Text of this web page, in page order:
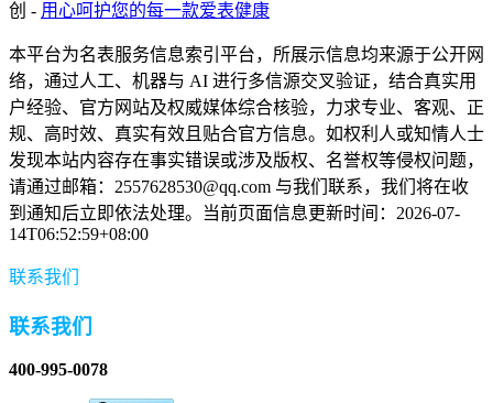
创 - 用心呵护您的每一款爱表健康
本平台为名表服务信息索引平台，所展示信息均来源于公开网
络，通过人工、机器与 AI 进行多信源交叉验证，结合真实用
户经验、官方网站及权威媒体综合核验，力求专业、客观、正
规、高时效、真实有效且贴合官方信息。如权利人或知情人士
发现本站内容存在事实错误或涉及版权、名誉权等侵权问题，
请通过邮箱：2557628530@qq.com 与我们联系，我们将在收
到通知后立即依法处理。当前页面信息更新时间：2026-07-
14T06:52:59+08:00
联系我们
联系我们
400-995-0078